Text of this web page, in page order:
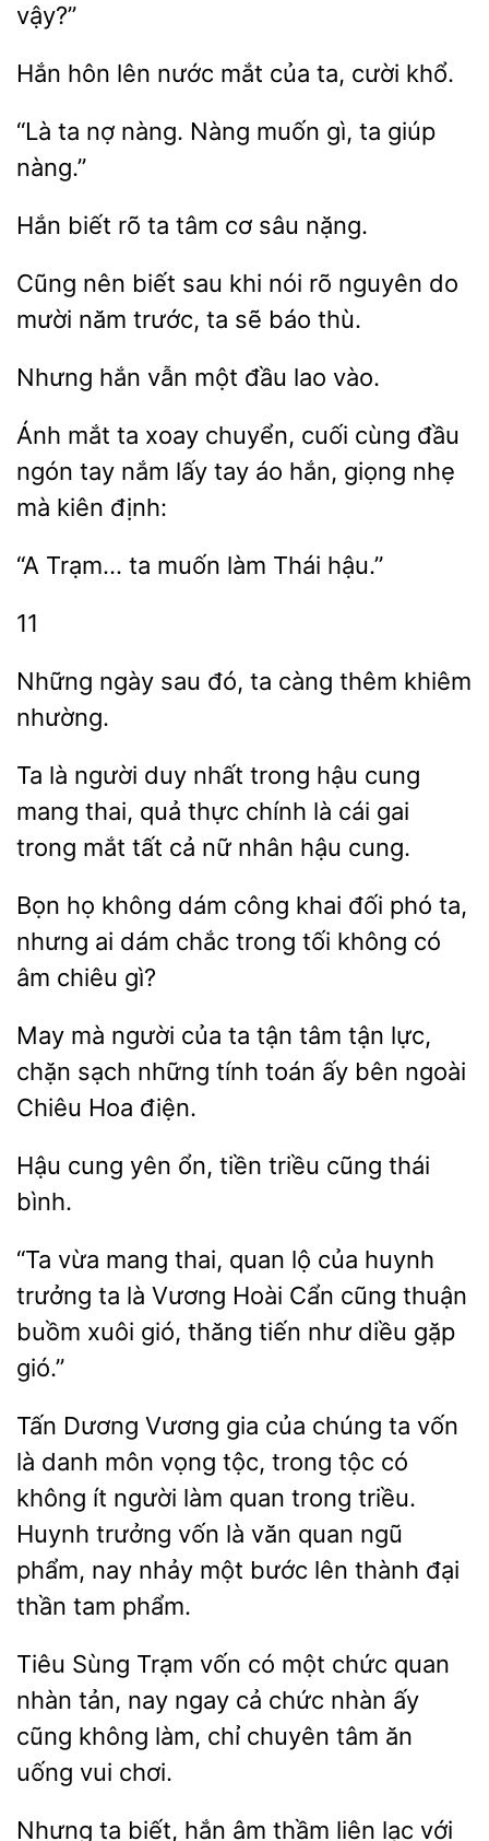
vậy?”
Hắn hôn nước của cười khổ.
“Là ta nợ nàng. muốn gì, giúp
biết rõ ta sâu nặng.
Cũng nên biết sau khi nói rõ nguyên do
mười năm
ta sẽ
Nhưng hắn đầu lao
mắt ta xoay chuyển, cuối cùng đầu
ngón tay nắm lấy tay áo hắn, giọng
kiên định:
“A Trạm… ta làm
11
Những sau
càng thêm khiêm
nhường.
Ta
người duy nhất trong hậu cung
mang
quả thực chính
cái gai
trong mắt tất cả nữ nhân hậu cung.
họ
công khai đối phó ta,
nhưng ai dám chắc trong tối không có
âm chiêu gì?
May mà người của tận tâm
lực,
chặn sạch những tính toán ấy bên
Chiêu Hoa điện.
cung
ổn, tiền triều cũng
bình.
“Ta
mang thai, quan lộ của huynh
trưởng ta là Vương
Cẩn cũng thuận
xuôi gió, thăng tiến như diều gặp
gió.”
Tấn Dương Vương gia của chúng ta vốn
là
môn vọng
trong tộc có
không ít người làm quan trong triều.
trưởng vốn là văn quan ngũ
phẩm, nay nhảy một bước lên thành đại
thần tam phẩm.
Tiêu Sùng Trạm vốn có một chức quan
nhàn tản, nay ngay cả chức nhàn ấy
cũng không
chỉ
tâm ăn
uống vui
Nhưng ta biết, hắn âm lạc